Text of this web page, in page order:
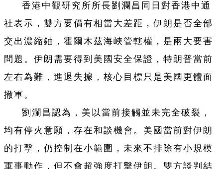
香港中觀研究所所長劉瀾昌同日對香港中通
社表示，雙方要價有相當大差距，伊朗是否全部
交出濃縮鈾，霍爾木茲海峽管轄權，是兩大要害
問題。伊朗需要得到美國安全保證，特朗普當前
左右為難，進退失據，核心目標只是美國更體面
撤軍。
劉瀾昌認為，美以當前接觸並未完全破裂，
均有停火意願，存在和談機會。美國當前對伊朗
的打擊，仍控制在小範圍，未來不排除有小規模
軍事動作，但不會超強度打擊伊朗。雙方談判結